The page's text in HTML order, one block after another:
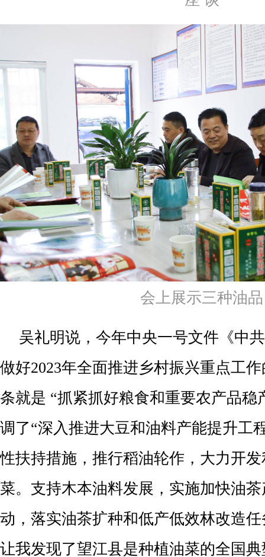
会上展示三种油品
吴礼明说，今年中央一号文件《中
做好2023年全面推进乡村振兴重点工
条就是 “抓紧抓好粮食和重要农产品稳
调了“深入推进大豆和油料产能提升工
性扶持措施，推行稻油轮作，大力开
菜。支持木本油料发展，实施加快油
动，落实油茶扩种和低产低效林改造
让我发现了望江县是种植油菜的全国